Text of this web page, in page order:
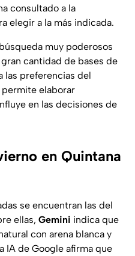
consultado a la
elegir a la más indicada.
muy poderosos
cantidad de bases de
las preferencias del
elaborar
en las decisiones de
en Quintana
se encuentran las del
ellas, Gemini indica que
con arena blanca y
IA de Google afirma que